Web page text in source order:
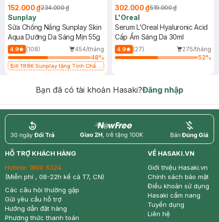
152.000 ₫234.000 ₫
Sunplay
Sữa Chống Nắng Sunplay Skin
Aqua Dưỡng Da Sáng Mịn 55g
4.9 (108)
454/tháng
48%
Bill 199K Sunplay tặng Tinh Chất
302.000 ₫519.000 ₫
L'Oreal
Serum L'Oreal Hyaluronic Acid
Cấp Ẩm Sáng Da 30ml
4.9 (27)
275/tháng
52%
Bạn đã có tài khoản Hasaki?Đăng nhập
return nowfree price
HỖ TRỢ KHÁCH HÀNG
Hotline: 1800 6324
(Miễn phí , 08-22h kể cả T7, CN)
Các câu hỏi thường gặp
Gửi yêu cầu hỗ trợ
Hướng dẫn đặt hàng
Phương thức thanh toán
VỀ HASAKI.VN
Giới thiệu Hasaki.vn
Chính sách bảo mật
Điều khoản sử dụng
Hasaki cẩm nang
Tuyển dụng
Liên hệ